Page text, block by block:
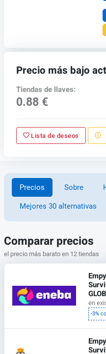
Precio más bajo
Tiendas de llaves:
0.88 €
Lista de deseos
Precios Sobre
Mejores 30 alternativas
Comparar precios
el precio más barato en 12 tiendas
en
-3%